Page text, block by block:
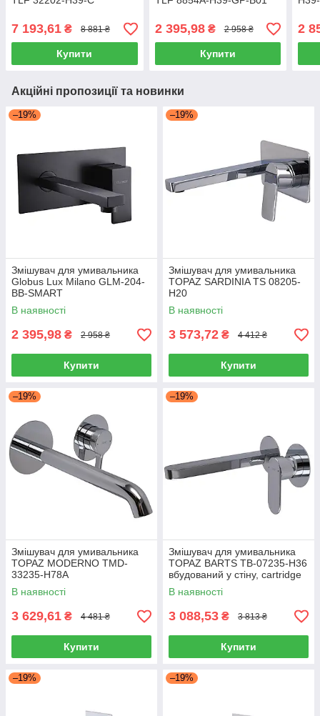
7 193,61 ₴ 8 881 ₴
Купити
2 395,98₴ 2 958 ₴
Купити
2
Акційні пропозиції та новинки
–19%
Змішувач для умивальника
Globus Lux Milano GLM-204-
BB-SMART
В наявності
2 395,98 ₴ 2 958 ₴
Купити
–19%
Змішувач для умивальника
TOPAZ SARDINIA TS 08205-
H20
В наявності
3 573,72 ₴ 4 412 ₴
Купити
–19%
Змішувач для умивальника
TOPAZ MODERNO TMD-
33235-H78A
В наявності
3 629,61 ₴ 4 481 ₴
Купити
–19%
Змішувач для умивальника
TOPAZ BARTS TB-07235-H36
вбудований у стіну, cartridge
D35
В наявності
3 088,53 ₴ 3 813 ₴
Купити
–19% –19%